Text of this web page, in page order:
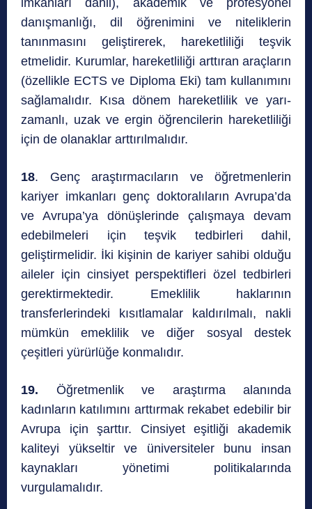
imkanları dahil), akademik ve profesyonel
danışmanlığı, dil öğrenimini ve niteliklerin
tanınmasını geliştirerek, hareketliliği teşvik
etmelidir. Kurumlar, hareketliliği arttıran araçların
(özellikle ECTS ve Diploma Eki) tam kullanımını
sağlamalıdır. Kısa dönem hareketlilik ve yarı-
zamanlı, uzak ve ergin öğrencilerin hareketliliği
için de olanaklar arttırılmalıdır.
18. Genç araştırmacıların ve öğretmenlerin
kariyer imkanları genç doktoralıların Avrupa’da
ve Avrupa’ya dönüşlerinde çalışmaya devam
edebilmeleri için teşvik tedbirleri dahil,
geliştirmelidir. İki kişinin de kariyer sahibi olduğu
aileler için cinsiyet perspektifleri özel tedbirleri
gerektirmektedir. Emeklilik haklarının
transferlerindeki kısıtlamalar kaldırılmalı, nakli
mümkün emeklilik ve diğer sosyal destek
çeşitleri yürürlüğe konmalıdır.
19. Öğretmenlik ve araştırma alanında
kadınların katılımını arttırmak rekabet edebilir bir
Avrupa için şarttır. Cinsiyet eşitliği akademik
kaliteyi yükseltir ve üniversiteler bunu insan
kaynakları yönetimi politikalarında
vurgulamalıdır.